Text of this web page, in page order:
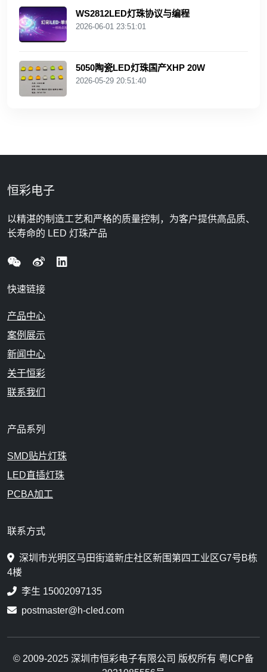
WS2812LED灯珠协议与编程
2026-06-01 23:51:01
5050陶瓷LED灯珠国产XHP 20W
2026-05-29 20:51:40
恒彩电子
以精湛的制造工艺和严格的质量控制，为客户提供高品质、
长寿命的 LED 灯珠产品
快速链接
产品中心
案例展示
新闻中心
关于恒彩
联系我们
产品系列
SMD贴片灯珠
LED直插灯珠
PCBA加工
联系方式
深圳市光明区马田街道新庄社区新围第四工业区G7号B栋
4楼
李生 15002097135
postmaster@h-cled.com
© 2009-2025 深圳市恒彩电子有限公司 版权所有 粤ICP备